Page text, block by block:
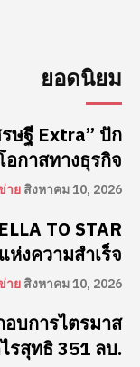
ยอดนิยม
ษฐี Extra” ปัก
กาสทางธุรกิจ
ายสิงหาคม 10, 2026
TO STAR
งความสำเร็จ
ายสิงหาคม 10, 2026
อบการไตรมาส
รสุทธิ 351 ลบ.